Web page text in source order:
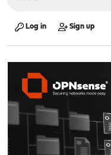
Log in Sign up